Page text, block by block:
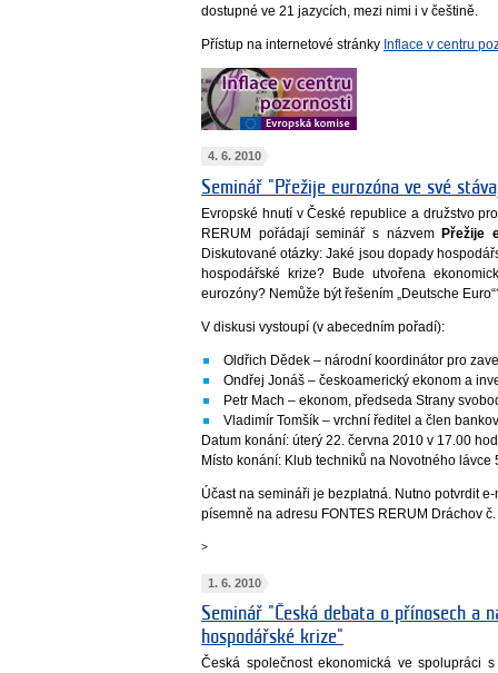
dostupné ve 21 jazycích, mezi nimi i v češtině.
Přístup na internetové stránky Inflace v centru
4. 6. 2010
Seminář "Přežije eurozóna ve své
Evropské hnutí v České republice a družstvo
RERUM pořádají seminář s názvemPřežije
Diskutované otázky: Jaké jsou dopady
hospodářské krize? Bude utvořena
eurozóny? Nemůže být řešením „Deutsche
V diskusi vystoupí (v abecedním pořadí):
Oldřich Dědek – národní koordinátor pro
Ondřej Jonáš – českoamerický ekonom a
Petr Mach – ekonom, předseda Strany
Vladimír Tomšík – vrchní ředitel a člen
Datum konání: úterý 22. června 2010 v 17.00 hod
Místo konání: Klub techniků na Novotného lávce
Účast na semináři je bezplatná. Nutno potvrdit
písemně na adresu FONTES RERUM Dráchov
>
1. 6. 2010
Seminář "Česká debata o přínosech a
hospodářské krize"
Česká společnost ekonomická ve spolupráci